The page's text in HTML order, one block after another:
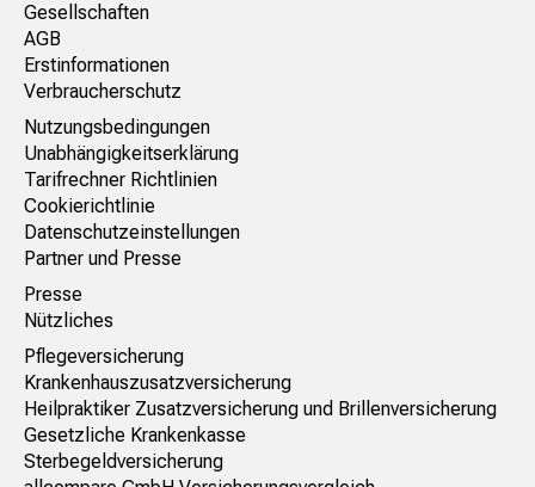
Gesellschaften
AGB
Erstinformationen
Verbraucherschutz
Nutzungsbedingungen
Unabhängigkeitserklärung
Tarifrechner Richtlinien
Cookierichtlinie
Datenschutzeinstellungen
Partner und Presse
Presse
Nützliches
Pflegeversicherung
Krankenhauszusatzversicherung
Heilpraktiker Zusatzversicherung und Brillenversicherung
Gesetzliche Krankenkasse
Sterbegeldversicherung